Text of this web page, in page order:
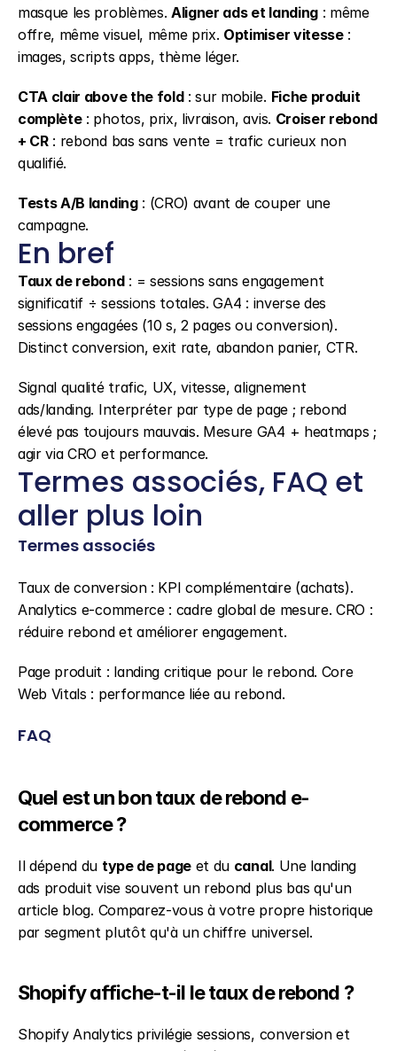
masque les problèmes. Aligner ads et landing : même
offre, même visuel, même prix. Optimiser vitesse :
images, scripts apps, thème léger.
CTA clair above the fold : sur mobile. Fiche produit
complète : photos, prix, livraison, avis. Croiser rebond
+ CR : rebond bas sans vente = trafic curieux non
qualifié.
Tests A/B landing : (CRO) avant de couper une
campagne.
En bref
Taux de rebond : = sessions sans engagement
significatif ÷ sessions totales. GA4 : inverse des
sessions engagées (10 s, 2 pages ou conversion).
Distinct conversion, exit rate, abandon panier, CTR.
Signal qualité trafic, UX, vitesse, alignement
ads/landing. Interpréter par type de page ; rebond
élevé pas toujours mauvais. Mesure GA4 + heatmaps ;
agir via CRO et performance.
Termes associés, FAQ et
aller plus loin
Termes associés
Taux de conversion : KPI complémentaire (achats).
Analytics e-commerce : cadre global de mesure. CRO :
réduire rebond et améliorer engagement.
Page produit : landing critique pour le rebond. Core
Web Vitals : performance liée au rebond.
FAQ
Quel est un bon taux de rebond e-
commerce ?
Il dépend du type de page et du canal. Une landing
ads produit vise souvent un rebond plus bas qu'un
article blog. Comparez-vous à votre propre historique
par segment plutôt qu'à un chiffre universel.
Shopify affiche-t-il le taux de rebond ?
Shopify Analytics privilégie sessions, conversion et